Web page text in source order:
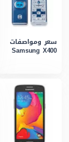
سعر ومواصفات
Samsung X400